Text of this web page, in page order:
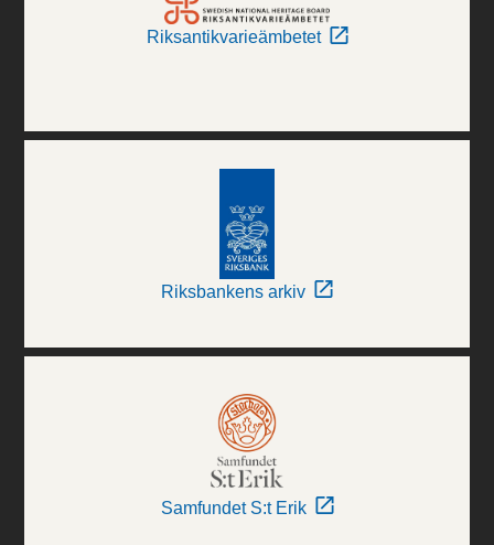
Riksantikvarieämbetet
Riksbankens arkiv
Samfundet S:t Erik